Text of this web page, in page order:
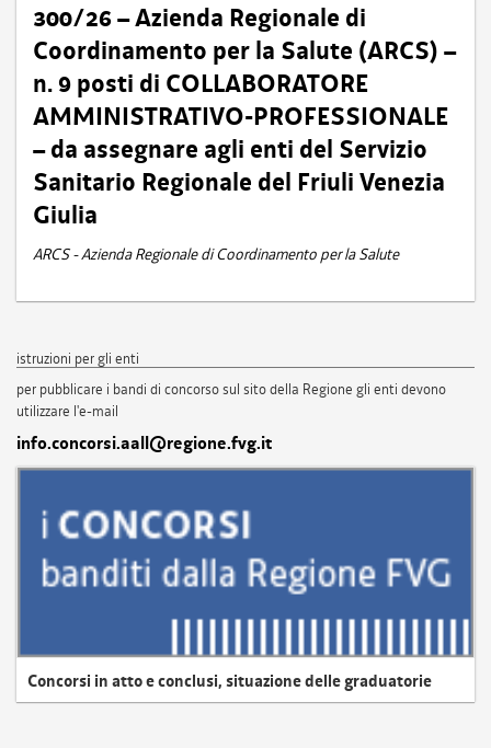
300/26 – Azienda Regionale di
Coordinamento per la Salute (ARCS) –
n. 9 posti di COLLABORATORE
AMMINISTRATIVO-PROFESSIONALE
– da assegnare agli enti del Servizio
Sanitario Regionale del Friuli Venezia
Giulia
ARCS - Azienda Regionale di Coordinamento per la Salute
istruzioni per gli enti
per pubblicare i bandi di concorso sul sito della Regione gli enti devono
utilizzare l'e-mail
info.concorsi.aall@regione.fvg.it
Concorsi in atto e conclusi, situazione delle graduatorie